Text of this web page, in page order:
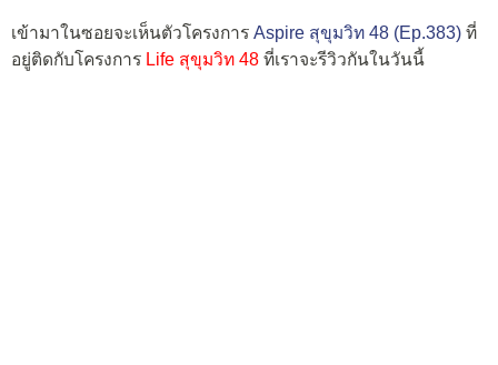
เข้ามาในซอยจะเห็นตัวโครงการ Aspire สุขุมวิท 48 (Ep.383) ที่
อยู่ติดกับโครงการ Life สุขุมวิท 48 ที่เราจะรีวิวกันในวันนี้